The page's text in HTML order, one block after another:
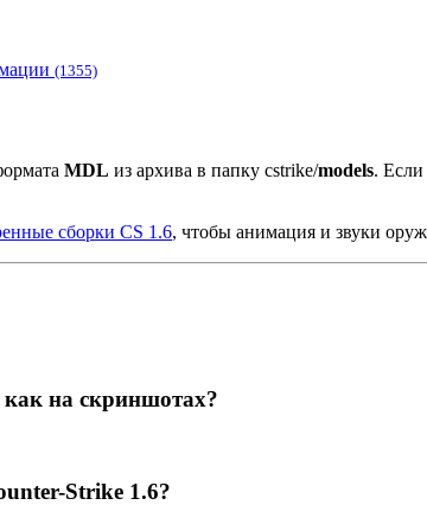
(1355)
MDL из архива в папку cstrike/models.
сборки CS 1.6, чтобы анимация и звуки
на скриншотах?
Strike 1.6?